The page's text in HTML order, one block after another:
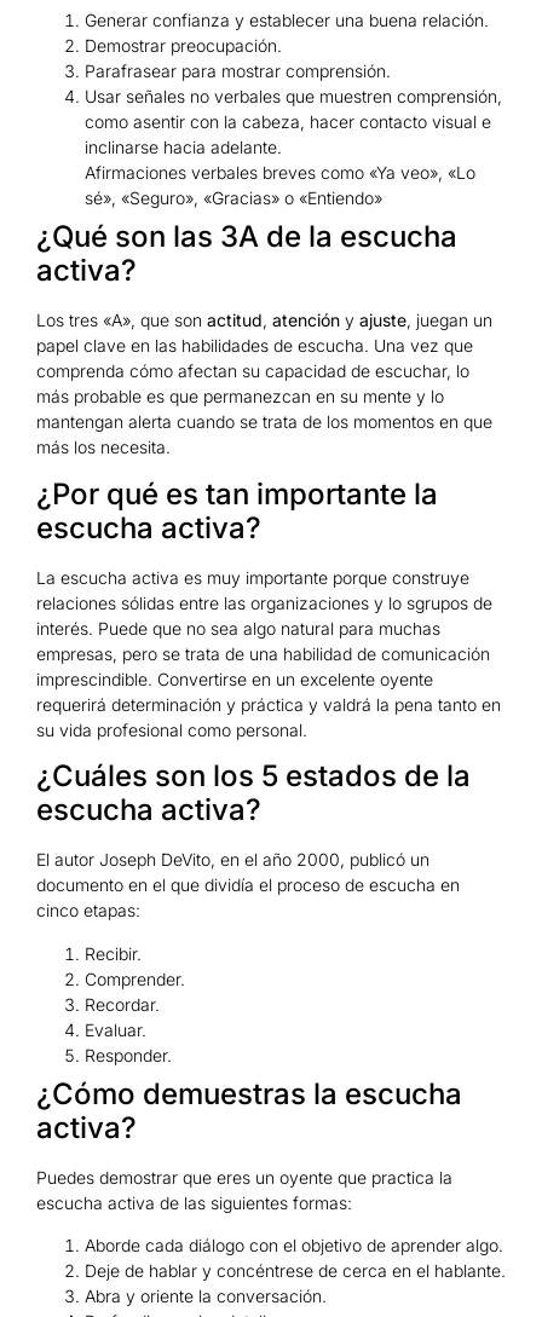
Generar confianza y establecer una buena relación.
Demostrar preocupación.
Parafrasear para mostrar comprensión.
Usar señales no verbales que muestren comprensión,
como asentir con la cabeza, hacer contacto visual e
inclinarse hacia adelante.
Afirmaciones verbales breves como «Ya veo», «Lo
sé», «Seguro», «Gracias» o «Entiendo»
¿Qué son las 3A de la escucha
activa?
Los tres «A», que son actitud, atención y ajuste, juegan un
papel clave en las habilidades de escucha. Una vez que
comprenda cómo afectan su capacidad de escuchar, lo
más probable es que permanezcan en su mente y lo
mantengan alerta cuando se trata de los momentos en que
más los necesita.
¿Por qué es tan importante la
escucha activa?
La escucha activa es muy importante porque construye
relaciones sólidas entre las organizaciones y lo sgrupos de
interés. Puede que no sea algo natural para muchas
empresas, pero se trata de una habilidad de comunicación
imprescindible. Convertirse en un excelente oyente
requerirá determinación y práctica y valdrá la pena tanto en
su vida profesional como personal.
¿Cuáles son los 5 estados de la
escucha activa?
El autor Joseph DeVito, en el año 2000, publicó un
documento en el que dividía el proceso de escucha en
cinco etapas:
Recibir.
Comprender.
Recordar.
Evaluar.
Responder.
¿Cómo demuestras la escucha
activa?
Puedes demostrar que eres un oyente que practica la
escucha activa de las siguientes formas:
Aborde cada diálogo con el objetivo de aprender algo.
Deje de hablar y concéntrese de cerca en el hablante.
Abra y oriente la conversación.